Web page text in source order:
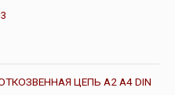
ЦЕПЬ А2 А4 DIN